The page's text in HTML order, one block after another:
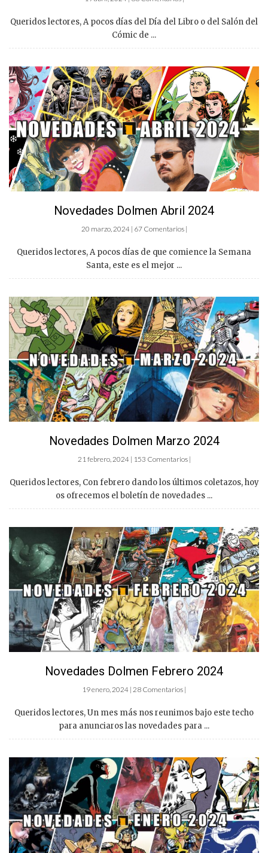
Queridos lectores, A pocos días del Día del Libro o del Salón del
Cómic de ...
Novedades Dolmen Abril 2024
20 marzo, 2024 | 67 Comentarios |
Queridos lectores, A pocos días de que comience la Semana
Santa, este es el mejor ...
Novedades Dolmen Marzo 2024
21 febrero, 2024 | 153 Comentarios |
Queridos lectores, Con febrero dando los últimos coletazos, hoy
os ofrecemos el boletín de novedades ...
Novedades Dolmen Febrero 2024
19 enero, 2024 | 28 Comentarios |
Queridos lectores, Un mes más nos reunimos bajo este techo
para anunciaros las novedades para ...